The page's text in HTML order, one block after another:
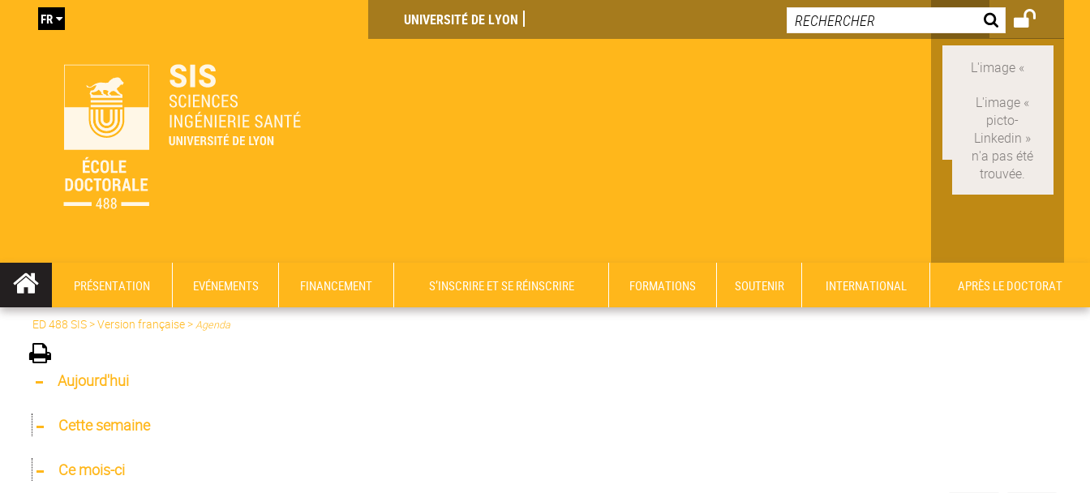
UNIVERSITÉ DE LYON
FR
PRÉSENTATION EVÉNEMENTS FINANCEMENT S’INSCRIRE ET SE RÉINSCRIRE FORMATIONS SOUTENIR INTERNATIONAL APRÈS LE DOCTORAT
ED 488 SIS>Version française>Agenda
Aujourd'hui
Cette semaine
Ce mois-ci